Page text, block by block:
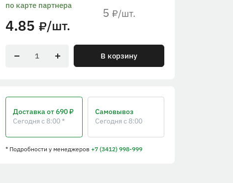
5 ₽/шт.
по карте партнера
4.85 ₽/шт.
В корзину
Доставкаот 690 ₽
Сегодня с 8:00 *
Самовывоз
Сегодня с 8:00
* Подробностиу менеджеров+7 (3412) 998-999